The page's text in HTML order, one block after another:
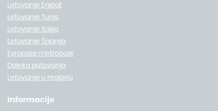
Letovanje Egipat
Letovanje Tunis
Letovanje Italija
Letovanje Španija
Evropske metropole
Daleka putovanja
Letovanje u regionu
Informacije